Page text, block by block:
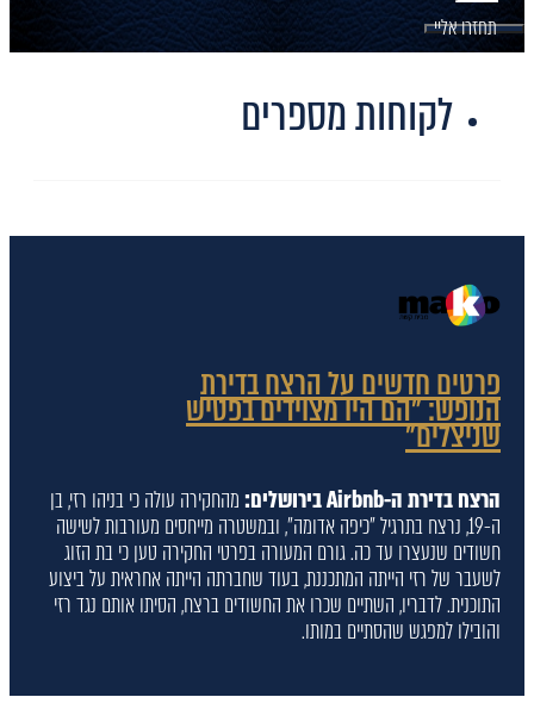
תחזרו אליי
לקוחות מספרים
פרטים חדשים על הרצח בדירת
הנופש: "הם היו מצוידים בפטיש
שניצלים"
הרצח בדירת ה-Airbnb בירושלים:
מהחקירה עולה כי בניהו רזי, בן
ה-19, נרצח בתרגיל "כיפה אדומה", ובמשטרה מייחסים מעורבות לשישה
חשודים שנעצרו עד כה. גורם המעורה בפרטי החקירה טען כי בת הזוג
לשעבר של רזי הייתה המתכננת, בעוד שחברתה הייתה אחראית על ביצוע
התוכנית. לדבריו, השתיים שכרו את החשודים ברצח, הסיתו אותם נגד רזי
והובילו למפגש שהסתיים במותו.